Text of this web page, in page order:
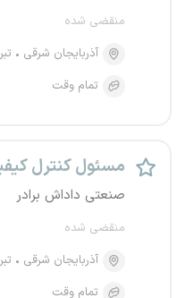
منقضی شده
آذربایجان شرقی
تمام وقت
مسئول کنترل
صنعتی داداش برادر
منقضی شده
آذربایجان شرقی
تمام وقت